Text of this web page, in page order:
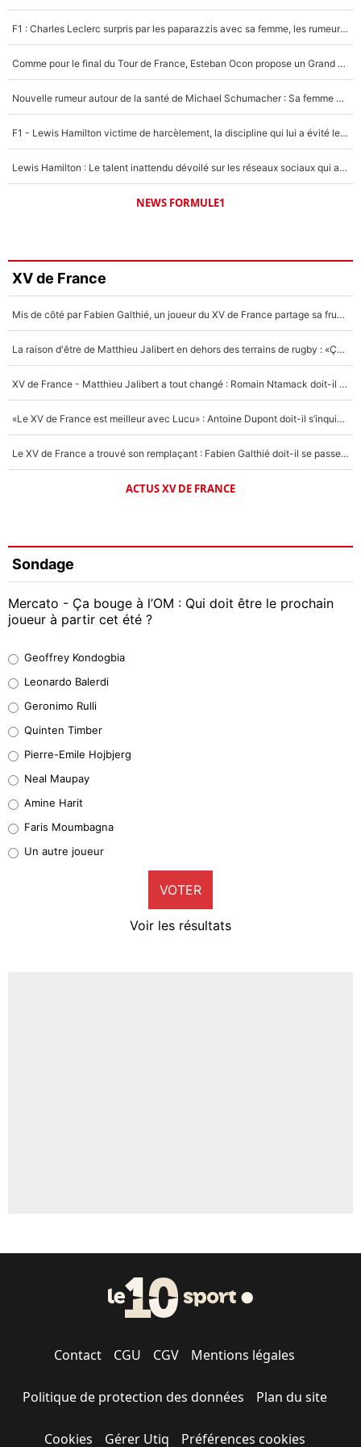
F1 : Charles Leclerc surpris par les paparazzis avec sa femme, les rumeurs étaient vraies !
Comme pour le final du Tour de France, Esteban Ocon propose un Grand Prix de Formule 1 à Paris : «Autour de l’Arc de Triomphe, ce serait génial» !
Nouvelle rumeur autour de la santé de Michael Schumacher : Sa femme Corinna sort du silence
F1 - Lewis Hamilton victime de harcèlement, la discipline qui lui a évité le pire : «J'aurais probablement mal tourné»
Lewis Hamilton : Le talent inattendu dévoilé sur les réseaux sociaux qui a impressionné Kim Kardashian pendant leurs vacances en amoureux !
NEWS FORMULE1
XV de France
Mis de côté par Fabien Galthié, un joueur du XV de France partage sa frustration : «ils ne me l’ont pas dit tout de suite»
La raison d'être de Matthieu Jalibert en dehors des terrains de rugby : «Ça m'atteint autant que si tu touches à un membre de ma famille»
XV de France - Matthieu Jalibert a tout changé : Romain Ntamack doit-il s’inquiéter pour sa place à un an de la Coupe du monde ?
«Le XV de France est meilleur avec Lucu» : Antoine Dupont doit-il s’inquiéter pour sa place ?
Le XV de France a trouvé son remplaçant : Fabien Galthié doit-il se passer d'Antoine Dupont ?
ACTUS XV DE FRANCE
Sondage
Mercato - Ça bouge à l’OM : Qui doit être le prochain
joueur à partir cet été ?
38%
32%
4%
1%
9%
Geoffrey Kondogbia
Leonardo Balerdi
Geronimo Rulli
Quinten Timber
Pierre-Emile Hojbjerg
Neal Maupay
Amine Harit
Faris Moumbagna
Un autre joueur
VOTER
Voir les résultats
Contact CGU CGV Mentions légales
Politique de protection des données Plan du site
Cookies Gérer Utiq Préférences cookies